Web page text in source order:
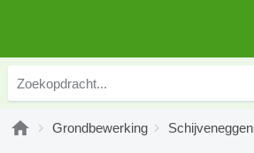
Grondbewerking Schijveneggen